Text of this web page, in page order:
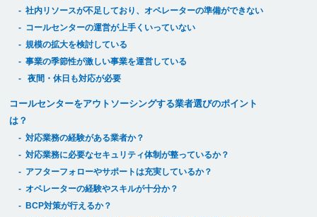
社内リソースが不足しており、オペレーターの準備ができない
コールセンターの運営が上手くいっていない
規模の拡大を検討している
事業の季節性が激しい事業を運営している
夜間・休日も対応が必要
コールセンターをアウトソーシングする業者選びのポイント
は？
対応業務の経験がある業者か？
対応業務に必要なセキュリティ体制が整っているか？
アフターフォローやサポートは充実しているか？
オペレーターの経験やスキルが十分か？
BCP対策が行えるか？